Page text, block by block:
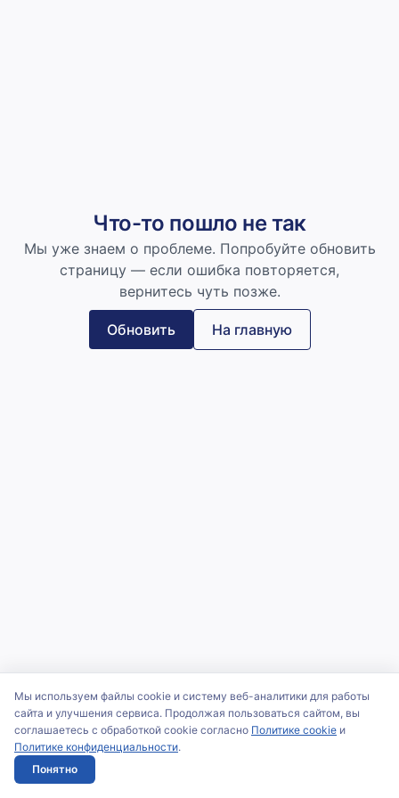
Что-то пошло не так
Мы уже знаем о проблеме. Попробуйте обновить
страницу — если ошибка повторяется,
вернитесь чуть позже.
Обновить На главную
Мы используем файлы cookie и систему веб-аналитики для работы
сайта и улучшения сервиса. Продолжая пользоваться сайтом, вы
соглашаетесь с обработкой cookie согласно Политике cookie и
Политике конфиденциальности.
Понятно